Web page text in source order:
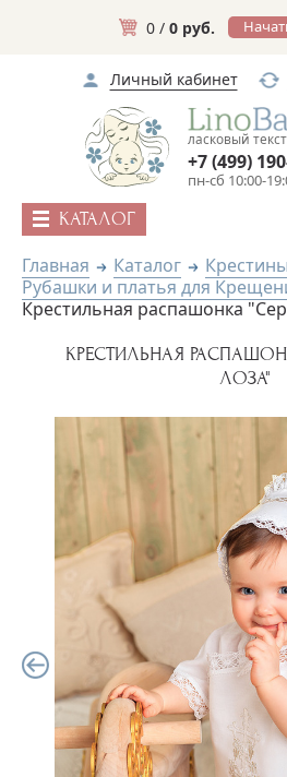
0 / 0 руб.
Личный кабинет
ласковый
пн-сб 10:00-
+7 (499)
КАТАЛОГ
Главная Каталог
Крестины
Рубашки и платья для
Крестильная распашонка
КРЕСТИЛЬНАЯ
ЛОЗА"